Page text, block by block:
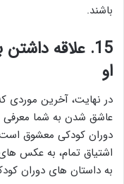
باشند.
15. علاقه
او
در نهایت، آخرین موردی
عاشق شدن به شما معرفی
دوران کودکی معشوق است.
اشتیاق تمام، به عکس
به داستان های دوران